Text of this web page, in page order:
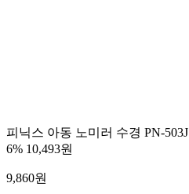
피닉스 아동 노미러 수경 PN-503J
6% 10,493원
9,860원